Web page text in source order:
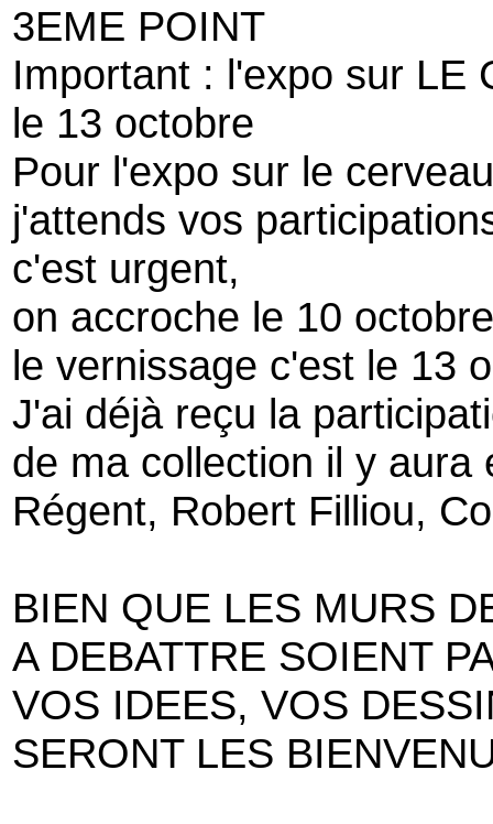
3EME POINT
Important : l'expo sur LE
le 13 octobre
Pour l'expo sur le
j'attends vos
c'est urgent,
on accroche le 10 octobre
le vernissage c'est le 13
J'ai déjà reçu la
de ma collection il y aura
Régent, Robert Filliou,
BIEN QUE LES MURS
A DEBATTRE SOIENT
VOS IDEES, VOS
SERONT LES